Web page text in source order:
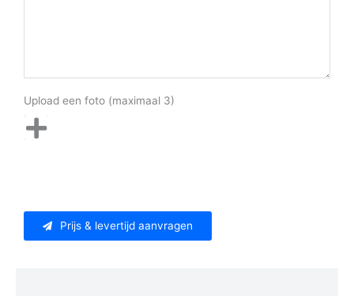
Upload een foto (maximaal 3)
Prijs & levertijd aanvragen